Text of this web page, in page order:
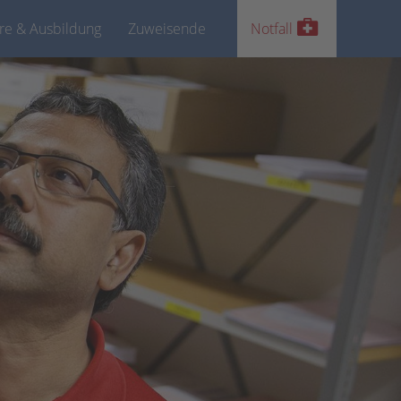
& Ausbildung Zuweisende Notfall